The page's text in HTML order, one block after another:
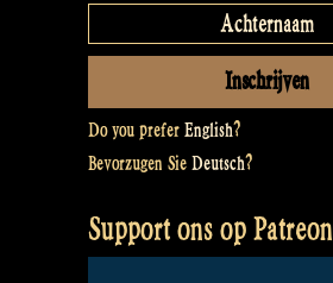
Do you prefer English?
Bevorzugen Sie Deutsch?
Support ons op Patreon